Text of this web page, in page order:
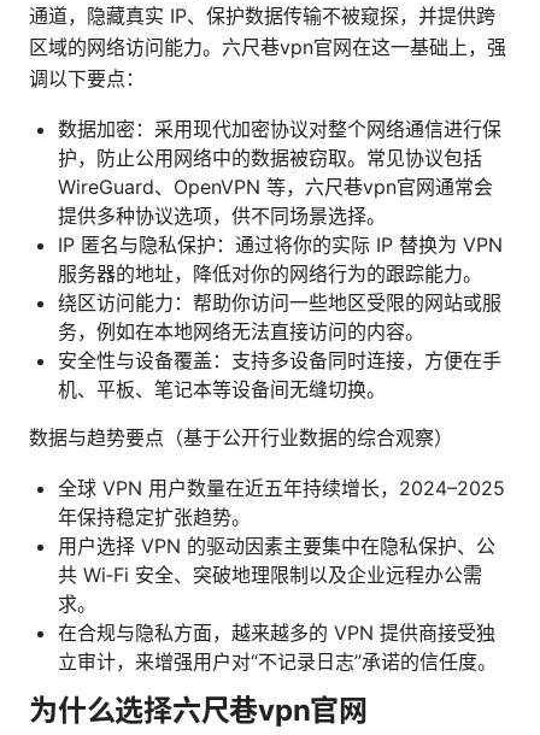
通道，隐藏真实 IP、保护数据传输不被窥探，并提供跨
区域的网络访问能力。六尺巷vpn官网在这一基础上，强
调以下要点：
数据加密：采用现代加密协议对整个网络通信进行保
护，防止公用网络中的数据被窃取。常见协议包括
WireGuard、OpenVPN 等，六尺巷vpn官网通常会
提供多种协议选项，供不同场景选择。
IP 匿名与隐私保护：通过将你的实际 IP 替换为 VPN
服务器的地址，降低对你的网络行为的跟踪能力。
绕区访问能力：帮助你访问一些地区受限的网站或服
务，例如在本地网络无法直接访问的内容。
安全性与设备覆盖：支持多设备同时连接，方便在手
机、平板、笔记本等设备间无缝切换。
数据与趋势要点（基于公开行业数据的综合观察）
全球 VPN 用户数量在近五年持续增长，2024–2025
年保持稳定扩张趋势。
用户选择 VPN 的驱动因素主要集中在隐私保护、公
共 Wi‑Fi 安全、突破地理限制以及企业远程办公需
求。
在合规与隐私方面，越来越多的 VPN 提供商接受独
立审计，来增强用户对“不记录日志”承诺的信任度。
为什么选择六尺巷vpn官网